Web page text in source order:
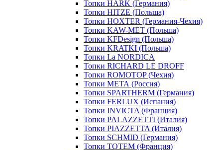
Топки HARK (Германия)
Топки HITZE (Польша)
Топки HOXTER (Германия-Чехия)
Топки KAW-MET (Польша)
Топки KFDesign (Польша)
Топки KRATKI (Польша)
Топки La NORDICA
Топки RICHARD LE DROFF
Топки ROMOTOP (Чехия)
Топки МЕТА (Россия)
Топки SPARTHERM (Германия)
Топки FERLUX (Испания)
Топки INVICTA (Франция)
Топки PALAZZETTI (Италия)
Топки PIAZZETTA (Италия)
Топки SCHMID (Германия)
Топки TOTEM (Франция)